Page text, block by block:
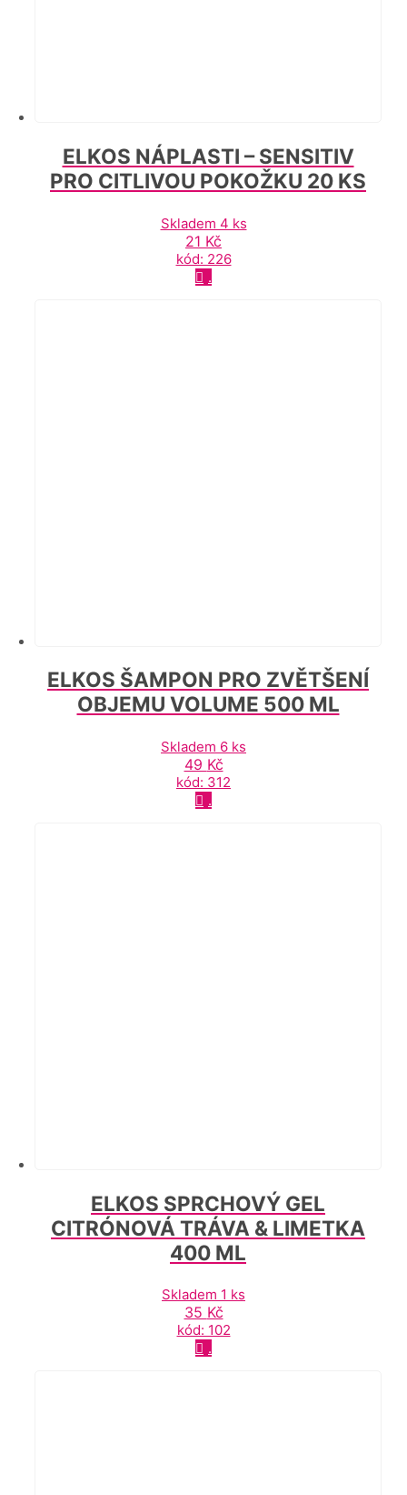
ELKOS NÁPLASTI – SENSITIV
PRO CITLIVOU POKOŽKU 20 KS
Skladem 4 ks
21 Kč
kód: 226
.
ELKOS ŠAMPON PRO ZVĚTŠENÍ
OBJEMU VOLUME 500 ML
Skladem 6 ks
49 Kč
kód: 312
.
ELKOS SPRCHOVÝ GEL
CITRÓNOVÁ TRÁVA & LIMETKA
400 ML
Skladem 1 ks
35 Kč
kód: 102
.